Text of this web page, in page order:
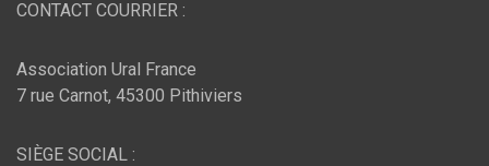
CONTACT COURRIER :
Association Ural France
7 rue Carnot, 45300 Pithiviers
SIÈGE SOCIAL :